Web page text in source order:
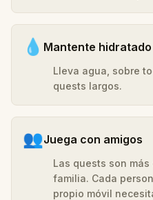
💧 Mantente hidratado
Lleva agua, sobre
quests largos.
👥Juega con amigos
Las quests son
familia. Cada
propio móvil